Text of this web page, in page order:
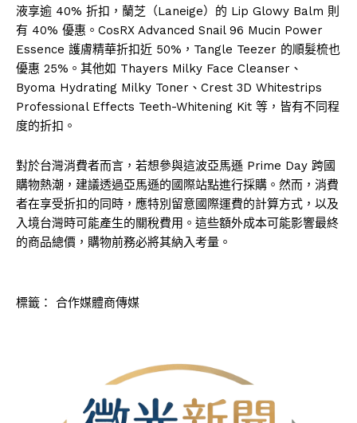
液享逾 40% 折扣，蘭芝（Laneige）的 Lip Glowy Balm 則
有 40% 優惠。CosRX Advanced Snail 96 Mucin Power
Essence 護膚精華折扣近 50%，Tangle Teezer 的順髮梳也
優惠 25%。其他如 Thayers Milky Face Cleanser、
Byoma Hydrating Milky Toner、Crest 3D Whitestrips
Professional Effects Teeth-Whitening Kit 等，皆有不同程
度的折扣。
對於台灣消費者而言，若想參與這波亞馬遜 Prime Day 跨國
購物熱潮，建議透過亞馬遜的國際站點進行採購。然而，消費
者在享受折扣的同時，應特別留意國際運費的計算方式，以及
入境台灣時可能產生的關稅費用。這些額外成本可能影響最終
的商品總價，購物前務必將其納入考量。
標籤： 合作媒體商傳媒